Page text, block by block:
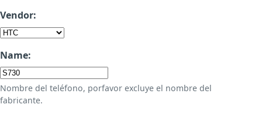
Vendor:
Name:
Nombre del teléfono, porfavor excluye el nombre del
fabricante.